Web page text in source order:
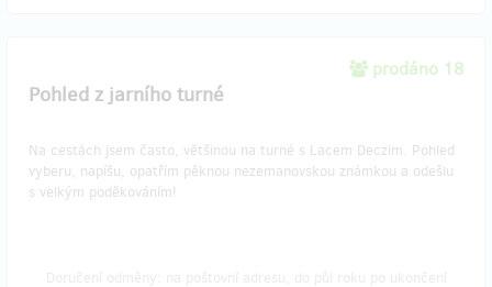
prodáno 18
Pohled z jarního turné
Na cestách jsem často, většinou na turné s Lacem Deczim. Pohled
vyberu, napíšu, opatřím pěknou nezemanovskou známkou a odešlu
s velkým poděkováním!